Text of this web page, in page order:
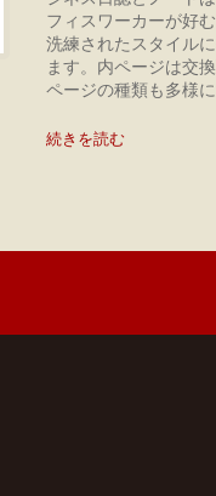
フィスワーカーが好
洗練されたスタイル
ます。内ページは交
ページの種類も多様に
続きを読む